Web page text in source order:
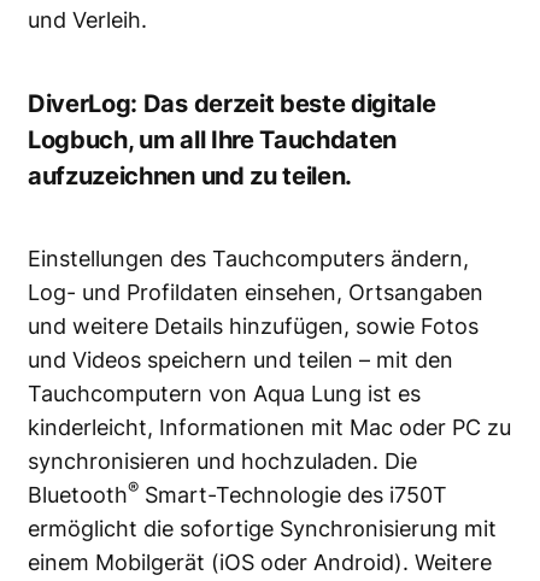
und Verleih.
DiverLog: Das derzeit beste digitale
Logbuch, um all Ihre Tauchdaten
aufzuzeichnen und zu teilen.
Einstellungen des Tauchcomputers ändern,
Log- und Profildaten einsehen, Ortsangaben
und weitere Details hinzufügen, sowie Fotos
und Videos speichern und teilen – mit den
Tauchcomputern von Aqua Lung ist es
kinderleicht, Informationen mit Mac oder PC zu
synchronisieren und hochzuladen. Die
Bluetooth® Smart-Technologie des i750T
ermöglicht die sofortige Synchronisierung mit
einem Mobilgerät (iOS oder Android). Weitere